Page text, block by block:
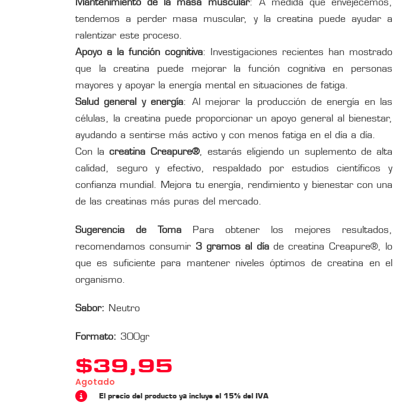
Mantenimiento de la masa muscular: A medida que envejecemos,
tendemos a perder masa muscular, y la creatina puede ayudar a
ralentizar este proceso.
Apoyo a la función cognitiva: Investigaciones recientes han mostrado
que la creatina puede mejorar la función cognitiva en personas
mayores y apoyar la energía mental en situaciones de fatiga.
Salud general y energía: Al mejorar la producción de energía en las
células, la creatina puede proporcionar un apoyo general al bienestar,
ayudando a sentirse más activo y con menos fatiga en el día a día.
Con la creatina Creapure®, estarás eligiendo un suplemento de alta
calidad, seguro y efectivo, respaldado por estudios científicos y
confianza mundial. Mejora tu energía, rendimiento y bienestar con una
de las creatinas más puras del mercado.
Sugerencia de Toma
Para obtener los mejores resultados,
recomendamos consumir 3 gramos al díade creatina Creapure®, lo
que es suficiente para mantener niveles óptimos de creatina en el
organismo.
Sabor: Neutro
Formato: 300gr
$39,95
Agotado
El precio del producto ya incluye el 15% del IVA